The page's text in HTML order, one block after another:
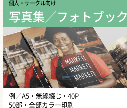
個人・サークル向け
写真集／フォトブック
例／A5・無線綴じ・40P
50部・全部カラー印刷